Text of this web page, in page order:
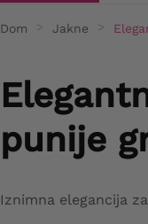
Dom Jakne
punije
Iznimna elegancija